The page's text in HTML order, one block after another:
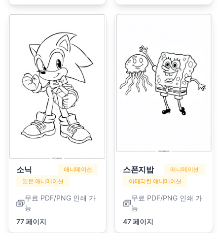
소닉
애니메이션
일본 애니메이션
무료 PDF/PNG 인쇄 가
능
77 페이지
스폰지밥
애니메이션
아메리칸 애니메이션
무료 PDF/PNG 인쇄 가
능
47 페이지